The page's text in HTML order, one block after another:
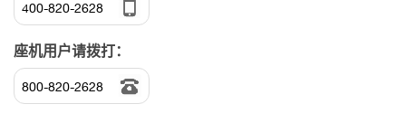
400-820-2628
座机用户请拨打：
800-820-2628